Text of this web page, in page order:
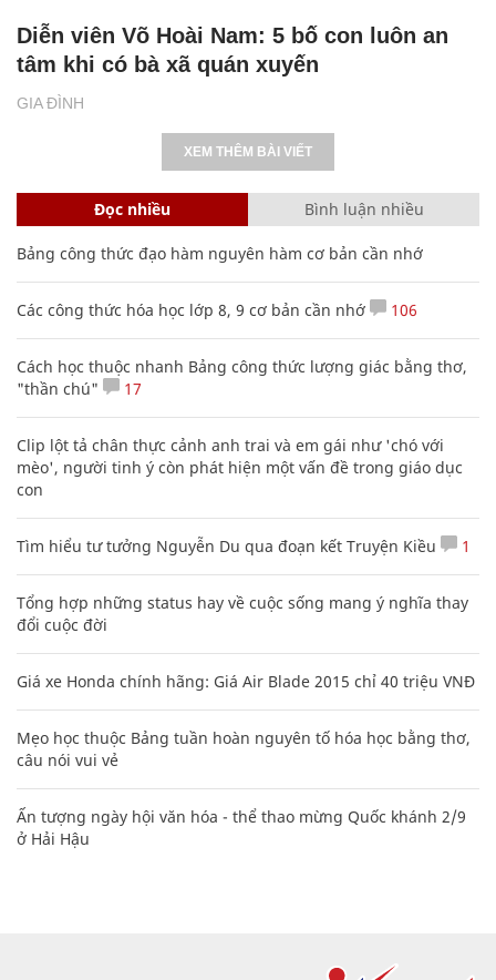
GIA ĐÌNH
Diễn viên Võ Hoài Nam: 5 bố con luôn an
tâm khi có bà xã quán xuyến
XEM THÊM BÀI VIẾT
Đọc nhiều Bình luận nhiều
Bảng công thức đạo hàm nguyên hàm cơ bản cần nhớ
Các công thức hóa học lớp 8, 9 cơ bản cần nhớ 106
Cách học thuộc nhanh Bảng công thức lượng giác bằng thơ,
"thần chú"
17
Clip lột tả chân thực cảnh anh trai và em gái như 'chó với
mèo', người tinh ý còn phát hiện một vấn đề trong giáo dục
con
Tìm hiểu tư tưởng Nguyễn Du qua đoạn kết Truyện Kiều 1
Tổng hợp những status hay về cuộc sống mang ý nghĩa thay
đổi cuộc đời
Giá xe Honda chính hãng: Giá Air Blade 2015 chỉ 40 triệu VNĐ
Mẹo học thuộc Bảng tuần hoàn nguyên tố hóa học bằng thơ,
câu nói vui vẻ
Ấn tượng ngày hội văn hóa - thể thao mừng Quốc khánh 2/9
ở Hải Hậu